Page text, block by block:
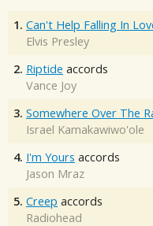
1. Can't Help Falling In
Elvis Presley
2. Riptide accords
Vance Joy
3. Somewhere Over The
Israel Kamakawiwo'ole
4. I'm Yours accords
Jason Mraz
5. Creep accords
Radiohead